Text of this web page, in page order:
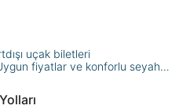
uçak biletleri
fiyatlar ve konforlu seyahat